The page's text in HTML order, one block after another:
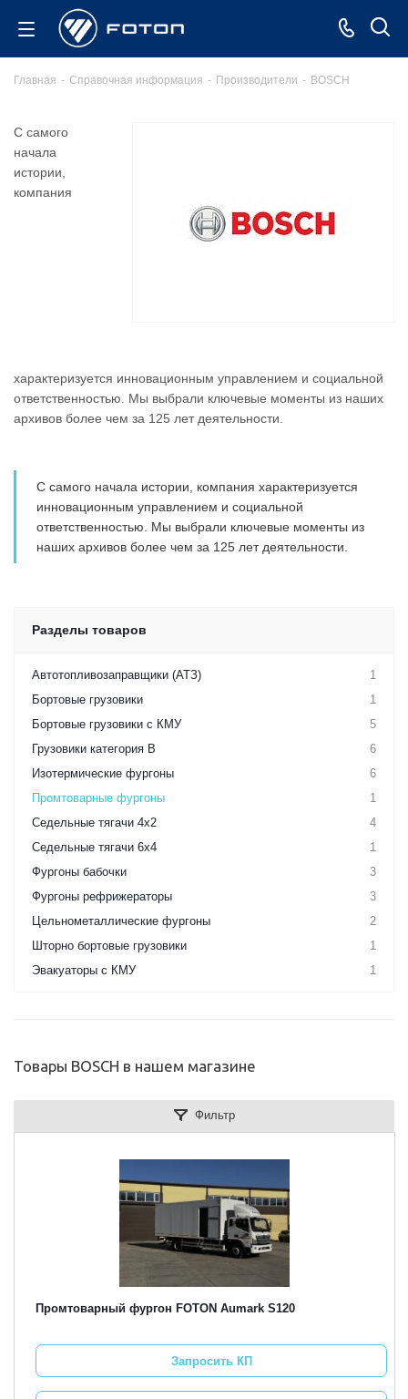
Главная - Справочная информация - Производители - BOSCH
С самого
начала
истории,
компания
характеризуется инновационным управлением и социальной
ответственностью. Мы выбрали ключевые моменты из наших
архивов более чем за 125 лет деятельности.
С самого начала истории, компания характеризуется
инновационным управлением и социальной
ответственностью. Мы выбрали ключевые моменты из
наших архивов более чем за 125 лет деятельности.
Разделы товаров
Автотопливозаправщики (АТЗ)
1
Бортовые грузовики
1
Бортовые грузовики с КМУ
5
Грузовики категория B
6
Изотермические фургоны
6
Промтоварные фургоны
1
Седельные тягачи 4х2
4
Седельные тягачи 6х4
1
Фургоны бабочки
3
Фургоны рефрижераторы
3
Цельнометаллические фургоны
2
Шторно бортовые грузовики
1
Эвакуаторы с КМУ
1
Товары BOSCH в нашем магазине
Фильтр
Промтоварный фургон FOTON Aumark S120
Запросить КП